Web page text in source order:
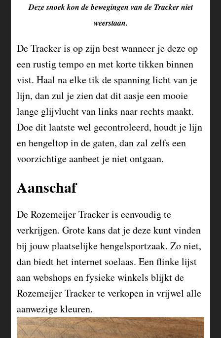
Deze snoek kon de bewegingen van de Tracker niet
weerstaan.
De Tracker is op zijn best wanneer je deze op
een rustig tempo en met korte tikken binnen
vist. Haal na elke tik de spanning licht van je
lijn, dan zul je zien dat dit aasje een mooie
lange glijvlucht van links naar rechts maakt.
Doe dit laatste wel gecontroleerd, houdt je lijn
en hengeltop in de gaten, dan zal zelfs een
voorzichtige aanbeet je niet ontgaan.
Aanschaf
De Rozemeijer Tracker is eenvoudig te
verkrijgen. Grote kans dat je deze kunt vinden
bij jouw plaatselijke hengelsportzaak. Zo niet,
dan biedt het internet soelaas. Een flinke lijst
aan webshops en fysieke winkels blijkt de
Rozemeijer Tracker te verkopen in vrijwel alle
aanwezige kleuren.